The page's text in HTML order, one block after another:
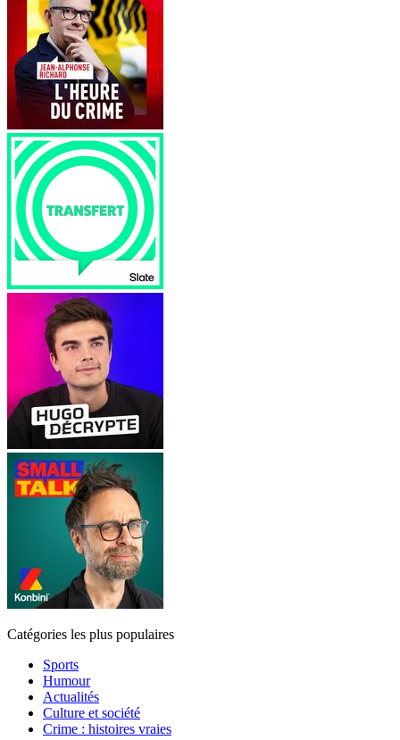
Catégories les plus populaires
Sports
Humour
Actualités
Culture et société
Crime : histoires vraies